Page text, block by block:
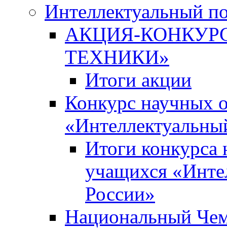
Интеллектуальный
АКЦИЯ-
ТЕХНИКИ»
Итоги акции
Конкурс научных
Итоги
учащихся
России»
Национальный